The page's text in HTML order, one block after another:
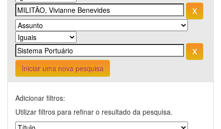
Iniciar uma nova pesquisa
Adicionar filtros:
Utilizar filtros para refinar o resultado da pesquisa.